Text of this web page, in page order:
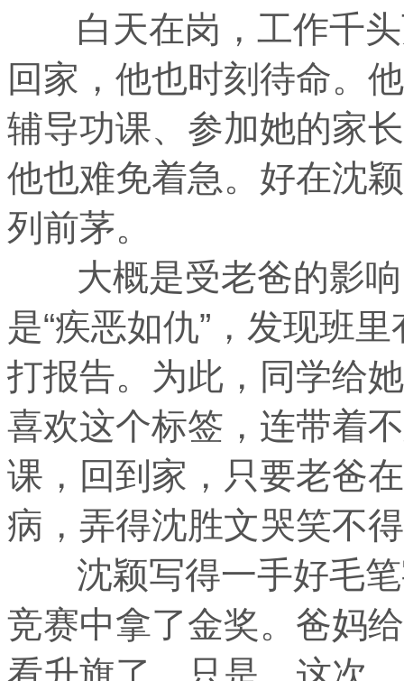
白天在岗，工作千头
回家，他也时刻待命。
辅导功课、参加她的家
他也难免着急。好在沈
列前茅。
大概是受老爸的影响
是“疾恶如仇”，发现班
打报告。为此，同学给
喜欢这个标签，连带着
课，回到家，只要老爸
病，弄得沈胜文哭笑不
沈颖写得一手好毛笔
竞赛中拿了金奖。爸妈